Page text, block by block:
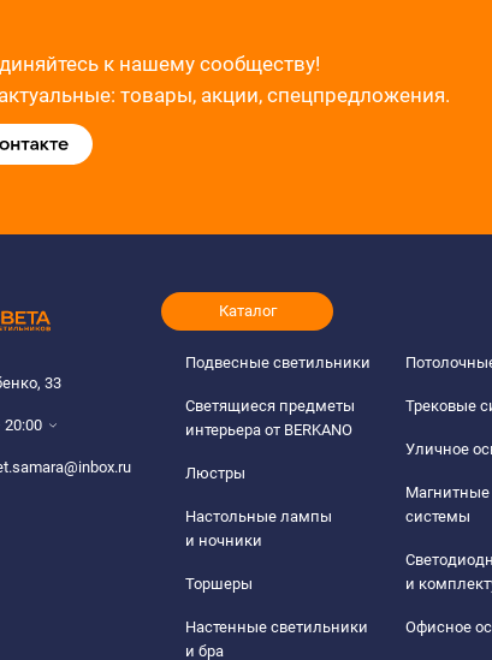
к нашему сообществу!
товары, акции, спецпредложения.
33
20:00
Каталог
Подвесные светильники
Светящиеся предметы
интерьера от BERKANO
Люстры
Настольные лампы
и ночники
Торшеры
Настенные светильники
и бра
Трековые
Уличное
Магнитные
системы
и
Офисное